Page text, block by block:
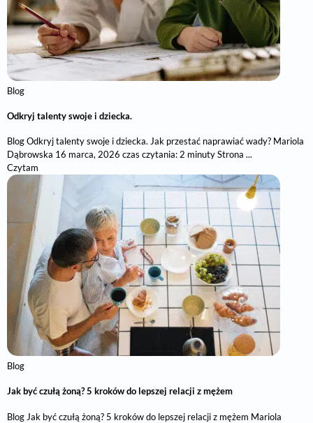
Blog
Odkryj talenty swoje i dziecka.
Blog Odkryj talenty swoje i dziecka. Jak przestać naprawiać wady? Mariola
Dąbrowska 16 marca, 2026 czas czytania: 2 minuty Strona ...
Czytam
Blog
Jak być czułą żoną? 5 kroków do lepszej relacji z mężem
Blog Jak być czułą żoną? 5 kroków do lepszej relacji z mężem Mariola